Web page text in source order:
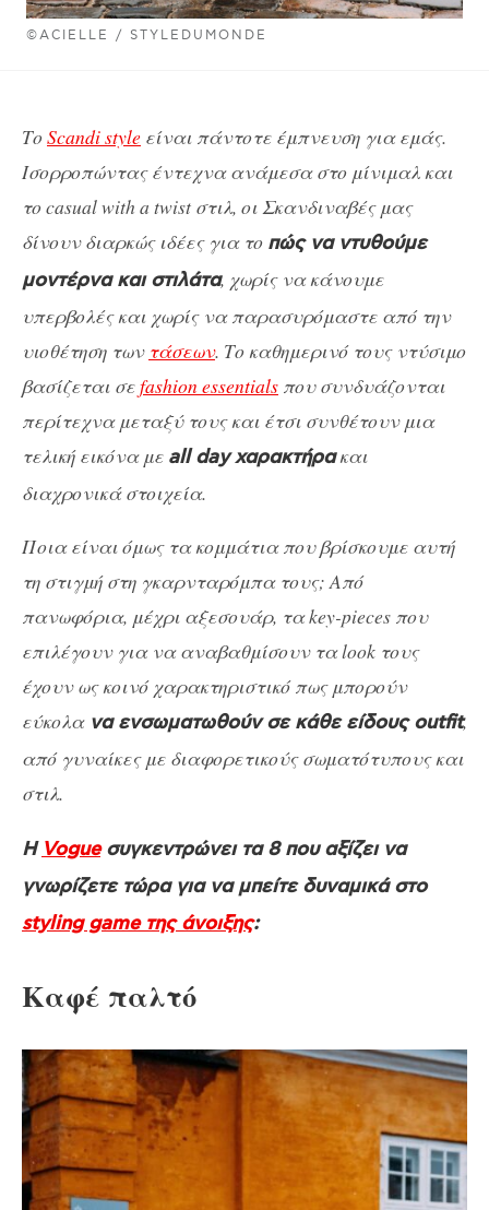
©ACIELLE / STYLEDUMONDE
ΤοScandi style είναι πάντοτε έμπνευση για εμάς.
Ισορροπώντας έντεχνα ανάμεσα στο μίνιμαλ και
το casual with a twist στιλ, οι Σκανδιναβές μας
δίνουν διαρκώς ιδέες για το πώς να ντυθούμε
μοντέρνα και στιλάτα, χωρίς να κάνουμε
υπερβολές και χωρίς να παρασυρόμαστε από την
υιοθέτηση των τάσεων. Το καθημερινό τους ντύσιμο
βασίζεται σεfashion essentials που συνδυάζονται
περίτεχνα μεταξύ τους και έτσι συνθέτουν μια
τελική εικόνα με all day χαρακτήρακαι
διαχρονικά στοιχεία.
Ποια είναι όμως τα κομμάτια που βρίσκουμε αυτή
τη στιγμή στη γκαρνταρόμπα τους; Από
πανωφόρια, μέχρι αξεσουάρ, τα key-pieces που
επιλέγουν για να αναβαθμίσουν τα look τους
έχουν ως κοινό χαρακτηριστικό πως μπορούν
εύκολανα ενσωματωθούν σε κάθε είδους outfit,
από γυναίκες με διαφορετικούς σωματότυπους και
στιλ.
Η Vogueσυγκεντρώνει τα 8 που αξίζει να
γνωρίζετε τώρα για να μπείτε δυναμικά στο
styling game της άνοιξης:
Καφέ παλτό